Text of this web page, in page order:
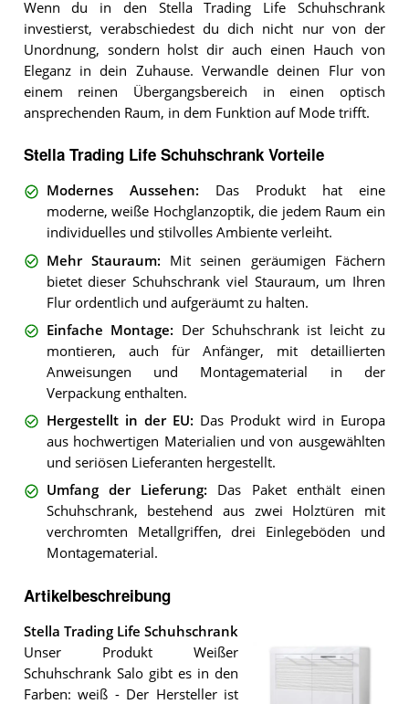
Wenn du in den Stella Trading Life Schuhschrank
investierst, verabschiedest du dich nicht nur von der
Unordnung, sondern holst dir auch einen Hauch von
Eleganz in dein Zuhause. Verwandle deinen Flur von
einem reinen Übergangsbereich in einen optisch
ansprechenden Raum, in dem Funktion auf Mode trifft.
Stella Trading Life Schuhschrank Vorteile
Modernes Aussehen: Das Produkt hat eine
moderne, weiße Hochglanzoptik, die jedem Raum ein
individuelles und stilvolles Ambiente verleiht.
Mehr Stauraum: Mit seinen geräumigen Fächern
bietet dieser Schuhschrank viel Stauraum, um Ihren
Flur ordentlich und aufgeräumt zu halten.
Einfache Montage: Der Schuhschrank ist leicht zu
montieren, auch für Anfänger, mit detaillierten
Anweisungen und Montagematerial in der
Verpackung enthalten.
Hergestellt in der EU: Das Produkt wird in Europa
aus hochwertigen Materialien und von ausgewählten
und seriösen Lieferanten hergestellt.
Umfang der Lieferung: Das Paket enthält einen
Schuhschrank, bestehend aus zwei Holztüren mit
verchromten Metallgriffen, drei Einlegeböden und
Montagematerial.
Artikelbeschreibung
Stella Trading Life Schuhschrank
Unser Produkt Weißer
Schuhschrank Salo gibt es in den
Farben: weiß - Der Hersteller ist